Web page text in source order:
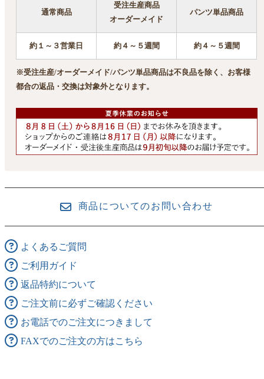
通常商品
受注生産商品
オーダーメイド
パンツ単品商品
約１～３営業日 約４～５週間 約４～５週間
※受注生産/オーダーメイド/パンツ単品商品は不良品を除く、お客様
都合の返品・交換は対象外となります。
商品についてのお問い合わせ
よくあるご質問
ご利用ガイド
返品特約について
ご注文前に必ずご確認ください
お電話でのご注文につきまして
FAXでのご注文の方はこちら